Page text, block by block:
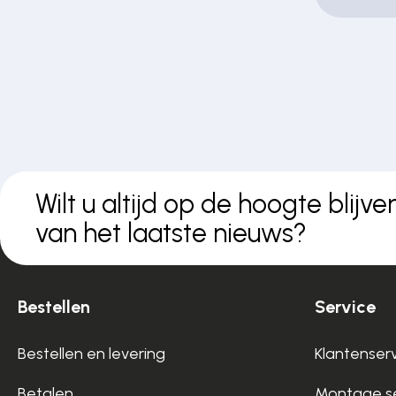
Wilt u altijd op de hoogte
van het laatste nieuws?
Bestellen
Bestellen en levering
Service